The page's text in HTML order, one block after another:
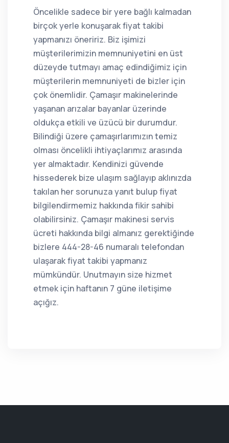
Öncelikle sadece bir yere bağlı kalmadan
birçok yerle konuşarak fiyat takibi
yapmanızı öneririz. Biz işimizi
müşterilerimizin memnuniyetini en üst
düzeyde tutmayı amaç edindiğimiz için
müşterilerin memnuniyeti de bizler için
çok önemlidir. Çamaşır makinelerinde
yaşanan arızalar bayanlar üzerinde
oldukça etkili ve üzücü bir durumdur.
Bilindiği üzere çamaşırlarımızın temiz
olması öncelikli ihtiyaçlarımız arasında
yer almaktadır. Kendinizi güvende
hissederek bize ulaşım sağlayıp aklınızda
takılan her sorunuza yanıt bulup fiyat
bilgilendirmemiz hakkında fikir sahibi
olabilirsiniz. Çamaşır makinesi servis
ücreti hakkında bilgi almanız gerektiğinde
bizlere 444-28-46 numaralı telefondan
ulaşarak fiyat takibi yapmanız
mümkündür. Unutmayın size hizmet
etmek için haftanın 7 güne iletişime
açığız.